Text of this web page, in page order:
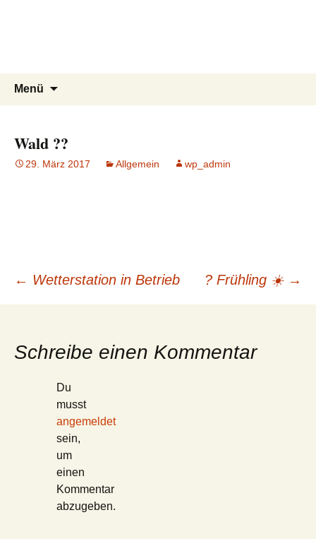
Menü
Wald ??
29. März 2017 Allgemein wp_admin
Beitragsnavigation
← Wetterstation in Betrieb ? Frühling ☀️ →
Schreibe einen Kommentar
Du
musst
angemeldet
sein,
um
einen
Kommentar
abzugeben.